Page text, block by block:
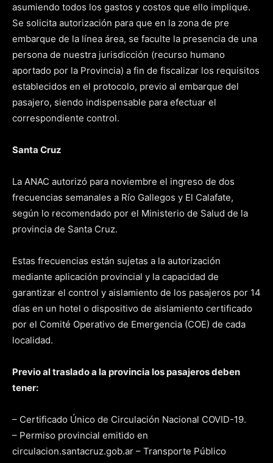
asumiendo todos los gastos y costos que ello implique.
Se solicita autorización para que en la zona de pre
embarque de la línea área, se faculte la presencia de una
persona de nuestra jurisdicción (recurso humano
aportado por la Provincia) a fin de fiscalizar los requisitos
establecidos en el protocolo, previo al embarque del
pasajero, siendo indispensable para efectuar el
correspondiente control.
Santa Cruz
La ANAC autorizó para noviembre el ingreso de dos
frecuencias semanales a Río Gallegos y El Calafate,
según lo recomendado por el Ministerio de Salud de la
provincia de Santa Cruz.
Estas frecuencias están sujetas a la autorización
mediante aplicación provincial y la capacidad de
garantizar el control y aislamiento de los pasajeros por 14
días en un hotel o dispositivo de aislamiento certificado
por el Comité Operativo de Emergencia (COE) de cada
localidad.
Previo al traslado a la provincia los pasajeros deben
tener:
– Certificado Único de Circulación Nacional COVID-19.
– Permiso provincial emitido en
circulacion.santacruz.gob.ar – Transporte Público